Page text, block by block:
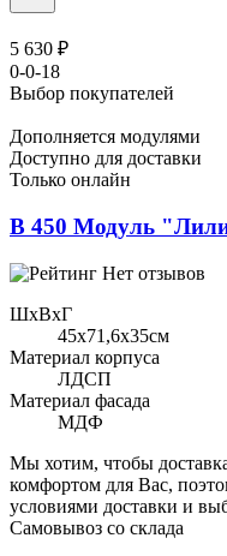
5 630 ₽
0-0-18
Выбор покупателей
Дополняется модулями
Доступно для доставки
Только онлайн
В 450 Модуль
Нет отзывов
ШхВхГ
45x71,6х35см
Материал корпуса
ЛДСП
Материал фасада
МДФ
Мы хотим, чтобы
комфортом для Вас,
условиями доставки и
Самовывоз со склада